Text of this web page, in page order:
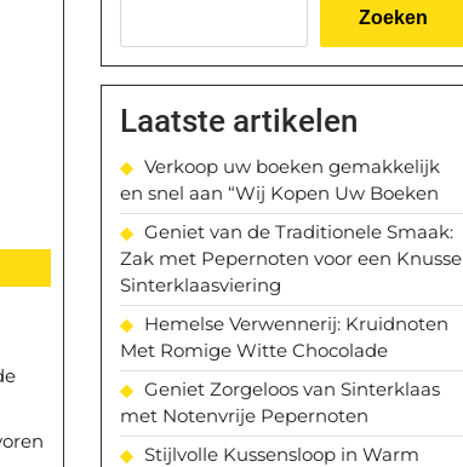
Zoeken
Laatste artikelen
Verkoop uw boeken gemakkelijk
en snel aan “Wij Kopen Uw Boeken
Geniet van de Traditionele Smaak:
Zak met Pepernoten voor een Knusse
Sinterklaasviering
Hemelse Verwennerij: Kruidnoten
Met Romige Witte Chocolade
Geniet Zorgeloos van Sinterklaas
met Notenvrije Pepernoten
Stijlvolle Kussensloop in Warm